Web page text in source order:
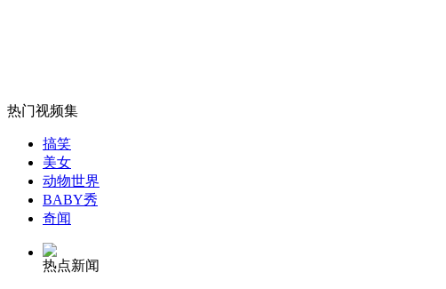
无痛分娩是否安全 医生回应
外交部：反对强权政治霸凌主义
热门视频集
搞笑
美女
动物世界
BABY秀
奇闻
热点新闻